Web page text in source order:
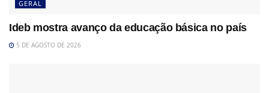
GERAL
Ideb mostra avanço da educação básica no país
5 DE AGOSTO DE 2026